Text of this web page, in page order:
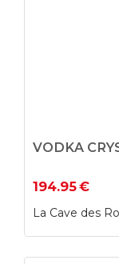
VODKA
194.95€
La Cave des